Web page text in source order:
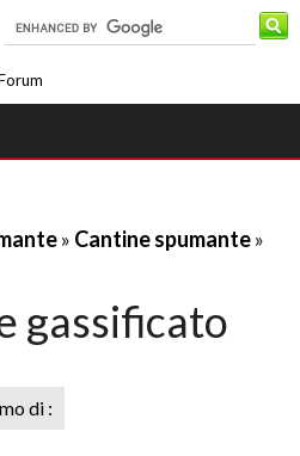
» Cantine spumante»
gassificato
di :